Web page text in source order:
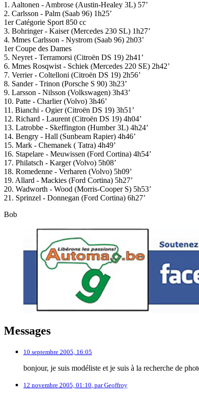
1. Aaltonen - Ambrose (Austin-Healey 3L) 57’
2. Carlsson - Palm (Saab 96) 1h25’
1er Catégorie Sport 850 cc
3. Bohringer - Kaiser (Mercedes 230 SL) 1h27’
4. Mmes Carlsson - Nystrom (Saab 96) 2h03’
1er Coupe des Dames
5. Neyret - Terramorsi (Citroën DS 19) 2h41’
6. Mmes Rosqwist - Schiek (Mercedes 220 SE) 2h42’
7. Verrier - Coltelloni (Citroën DS 19) 2h56’
8. Sander - Trinon (Porsche S 90) 3h23’
9. Larsson - Nilsson (Volkswagen) 3h43’
10. Patte - Charlier (Volvo) 3h46’
11. Bianchi - Ogier (Citroën DS 19) 3h51’
12. Richard - Laurent (Citroën DS 19) 4h04’
13. Latrobbe - Skeffington (Humber 3L) 4h24’
14. Bengry - Hall (Sunbeam Rapier) 4h46’
15. Mark - Chemanek ( Tatra) 4h49’
16. Stapelare - Meuwissen (Ford Cortina) 4h54’
17. Philatsch - Karger (Volvo) 5h08’
18. Romedenne - Verharen (Volvo) 5h09’
19. Allard - Mackies (Ford Cortina) 5h27’
20. Wadworth - Wood (Morris-Cooper S) 5h53’
21. Sprinzel - Donnegan (Ford Cortina) 6h27’
Bob
Messages
10 septembre 2005, 16:05
bonjour, je suis modéliste et je suis à la recherche de
12 novembre 2005, 01:10, parGeoffroy